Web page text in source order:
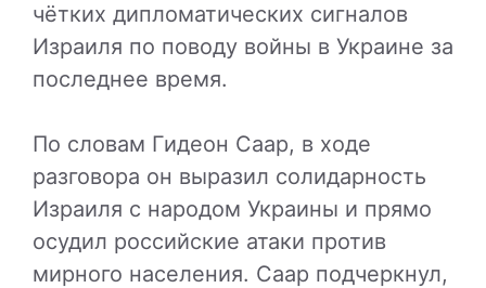
чётких дипломатических сигналов
Израиля по поводу войны в Украине за
последнее время.
По словам Гидеон Саар, в ходе
разговора он выразил солидарность
Израиля с народом Украины и прямо
осудил российские атаки против
мирного населения. Саар подчеркнул,